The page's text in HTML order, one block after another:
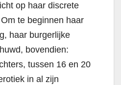
op haar discrete
te beginnen haar
haar burgerlijke
bovendien:
tussen 16 en 20
in al zijn